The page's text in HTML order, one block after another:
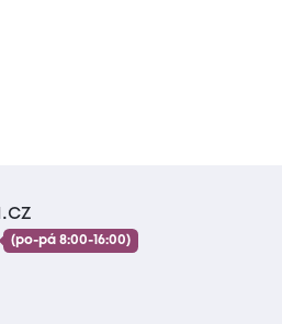
(po-pá 8:00-16:00)